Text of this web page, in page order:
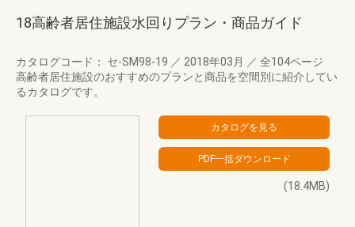
18高齢者居住施設水回りプラン・商品ガイド
カタログコード： セ-SM98-19 ／ 2018年03月 ／ 全104ページ
高齢者居住施設のおすすめのプランと商品を空間別に紹介してい
るカタログです。
(18.4MB)